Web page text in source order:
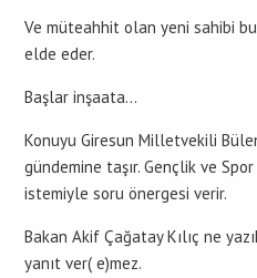
Ve müteahhit olan yeni sahibi
elde eder.
Başlar inşaata…
Konuyu Giresun Milletvekili
gündemine taşır. Gençlik ve
istemiyle soru önergesi verir.
Bakan Akif Çağatay Kılıç ne
yanıt ver( e)mez.